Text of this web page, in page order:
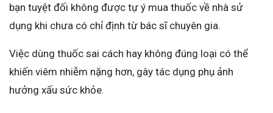
bạn tuyệt đối không được tự ý mua thuốc về nhà sử
dụng khi chưa có chỉ định từ bác sĩ chuyên gia.
Việc dùng thuốc sai cách hay không đúng loại có thể
khiến viêm nhiễm nặng hơn, gây tác dụng phụ ảnh
hưởng xấu sức khỏe.